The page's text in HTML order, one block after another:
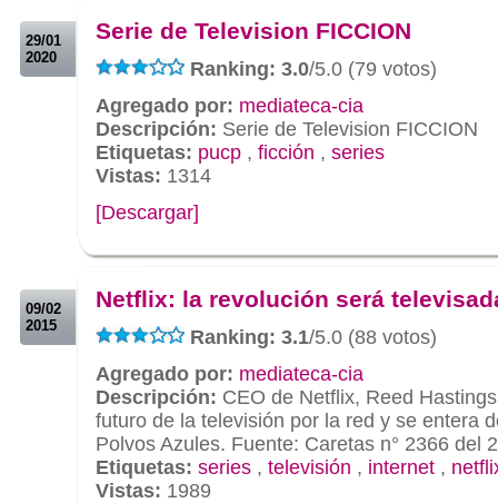
29/01
2020
Serie de Television FICCION
Ranking: 3.0/5.0 (79 votos)
Agregado por: mediateca-cia
Descripción: Serie de Television FICCION
Etiquetas: pucp , ficción , series
Vistas: 1314
[Descargar]
09/02
2015
Netflix: la revolución será
Ranking: 3.1/5.0 (88 votos)
Agregado por: mediateca-cia
Descripción: CEO de Netflix, Reed
futuro de la televisión por la red y se entera
Polvos Azules. Fuente: Caretas n° 2366 del
Etiquetas: series , televisión , internet ,
Vistas: 1989